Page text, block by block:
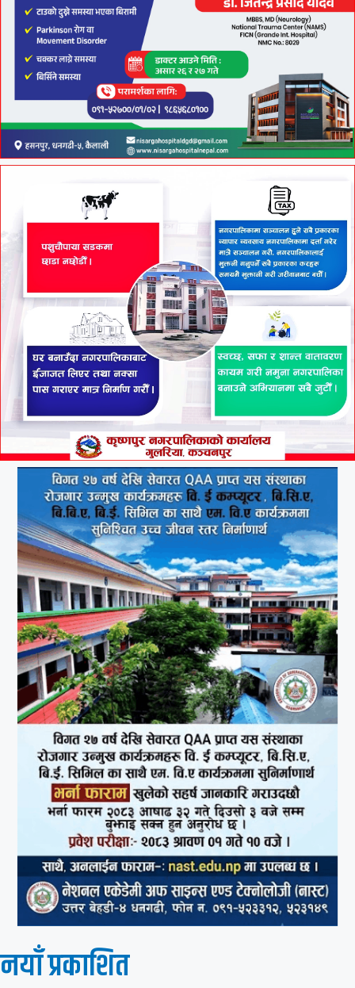
नयाँ प्रकाशित